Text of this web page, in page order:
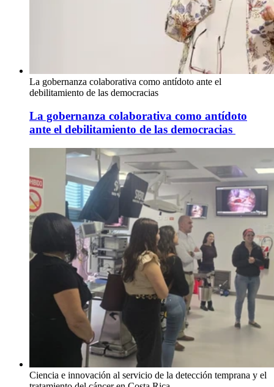
La gobernanza colaborativa como antídoto ante el
debilitamiento de las democracias
La gobernanza colaborativa como antídoto
ante el debilitamiento de las democracias
Ciencia e innovación al servicio de la detección temprana y el